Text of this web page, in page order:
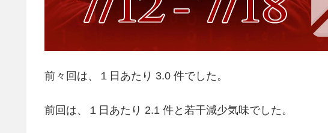
前々回は、１日あたり 3.0 件でした。
前回は、１日あたり 2.1 件と若干減少気味でした。